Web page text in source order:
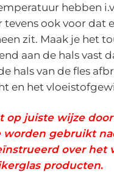
hebben
ook voor dat
zit. Maak je het
aan de hals vast
hals van de fles
en het
op juiste wijze door
worden gebruikt
over het
producten.